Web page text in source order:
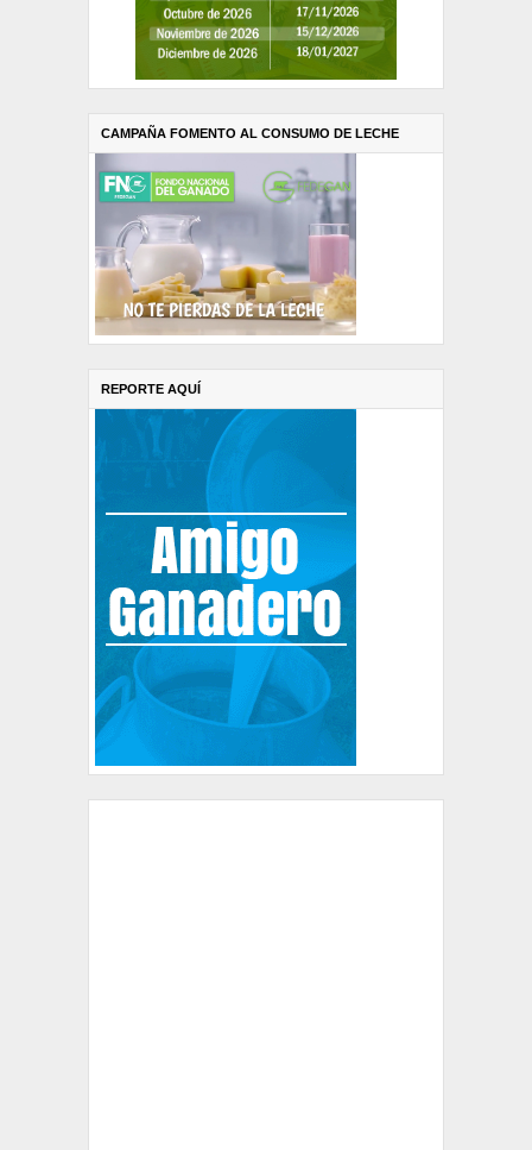
CAMPAÑA FOMENTO AL CONSUMO DE LECHE
REPORTE AQUÍ